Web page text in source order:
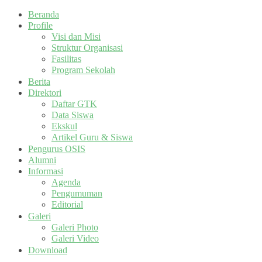
Beranda
Profile
Visi dan Misi
Struktur Organisasi
Fasilitas
Program Sekolah
Berita
Direktori
Daftar GTK
Data Siswa
Ekskul
Artikel Guru & Siswa
Pengurus OSIS
Alumni
Informasi
Agenda
Pengumuman
Editorial
Galeri
Galeri Photo
Galeri Video
Download